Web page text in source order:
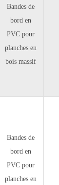
Bandes de
bord en
PVC pour
planches en
bois massif
Bandes de
bord en
PVC pour
planches en